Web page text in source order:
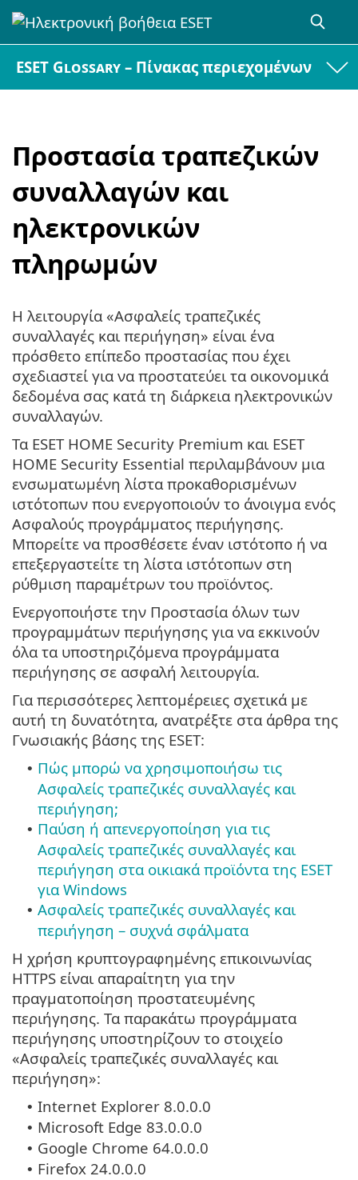
ESET Glossary – Πίνακας περιεχομένων
Προστασία τραπεζικών
συναλλαγών και
ηλεκτρονικών
πληρωμών
Η λειτουργία «Ασφαλείς τραπεζικές
συναλλαγές και περιήγηση» είναι ένα
πρόσθετο επίπεδο προστασίας που έχει
σχεδιαστεί για να προστατεύει τα οικονομικά
δεδομένα σας κατά τη διάρκεια ηλεκτρονικών
συναλλαγών.
Τα ESET HOME Security Premium και ESET
HOME Security Essential περιλαμβάνουν μια
ενσωματωμένη λίστα προκαθορισμένων
ιστότοπων που ενεργοποιούν το άνοιγμα ενός
Ασφαλούς προγράμματος περιήγησης.
Μπορείτε να προσθέσετε έναν ιστότοπο ή να
επεξεργαστείτε τη λίστα ιστότοπων στη
ρύθμιση παραμέτρων του προϊόντος.
Ενεργοποιήστε την Προστασία όλων των
προγραμμάτων περιήγησης για να εκκινούν
όλα τα υποστηριζόμενα προγράμματα
περιήγησης σε ασφαλή λειτουργία.
Για περισσότερες λεπτομέρειες σχετικά με
αυτή τη δυνατότητα, ανατρέξτε στα άρθρα της
Γνωσιακής βάσης της ESET:
• Πώς μπορώ να χρησιμοποιήσω τις
Ασφαλείς τραπεζικές συναλλαγές και
περιήγηση;
• Παύση ή απενεργοποίηση για τις
Ασφαλείς τραπεζικές συναλλαγές και
περιήγηση στα οικιακά προϊόντα της ESET
για Windows
• Ασφαλείς τραπεζικές συναλλαγές και
περιήγηση – συχνά σφάλματα
Η χρήση κρυπτογραφημένης επικοινωνίας
HTTPS είναι απαραίτητη για την
πραγματοποίηση προστατευμένης
περιήγησης. Τα παρακάτω προγράμματα
περιήγησης υποστηρίζουν το στοιχείο
«Ασφαλείς τραπεζικές συναλλαγές και
περιήγηση»:
• Internet Explorer 8.0.0.0
• Microsoft Edge 83.0.0.0
• Google Chrome 64.0.0.0
• Firefox 24.0.0.0